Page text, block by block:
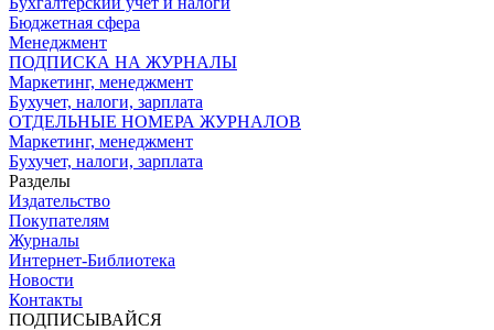
Бюджетная сфера
Менеджмент
ПОДПИСКА НА ЖУРНАЛЫ
Маркетинг, менеджмент
Бухучет, налоги, зарплата
ОТДЕЛЬНЫЕ НОМЕРА ЖУРНАЛОВ
Маркетинг, менеджмент
Бухучет, налоги, зарплата
Разделы
Издательство
Покупателям
Журналы
Интернет-Библиотека
Новости
Контакты
ПОДПИСЫВАЙСЯ